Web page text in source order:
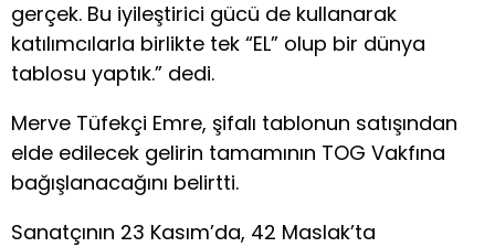
gerçek. Bu iyileştirici gücü de kullanarak
katılımcılarla birlikte tek “EL” olup bir dünya
tablosu yaptık.” dedi.
Merve Tüfekçi Emre, şifalı tablonun satışından
elde edilecek gelirin tamamının TOG Vakfına
bağışlanacağını belirtti.
Sanatçının 23 Kasım’da, 42 Maslak’ta